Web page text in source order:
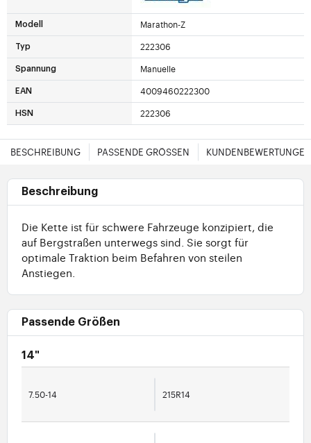
Modell Marathon-Z
Typ 222306
Spannung Manuelle
EAN 4009460222300
HSN 222306
BESCHREIBUNG PASSENDE GRÖSSEN KUNDENBEWERTUNGEN
Beschreibung
Die Kette ist für schwere Fahrzeuge konzipiert, die
auf Bergstraßen unterwegs sind. Sie sorgt für
optimale Traktion beim Befahren von steilen
Anstiegen.
Passende Größen
14"
7.50-14 215R14